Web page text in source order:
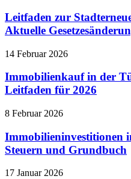
Leitfaden zur
Aktuelle
14 Februar 2026
Immobilienkauf in der
Leitfaden für 2026
8 Februar 2026
Immobilieninvestitionen
Steuern und Grundbuch
17 Januar 2026